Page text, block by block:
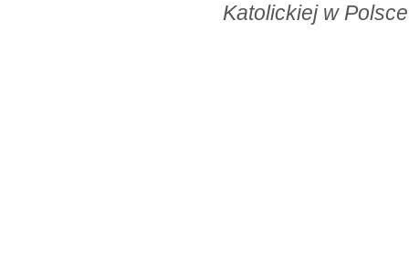
Katolickiej w Polsce